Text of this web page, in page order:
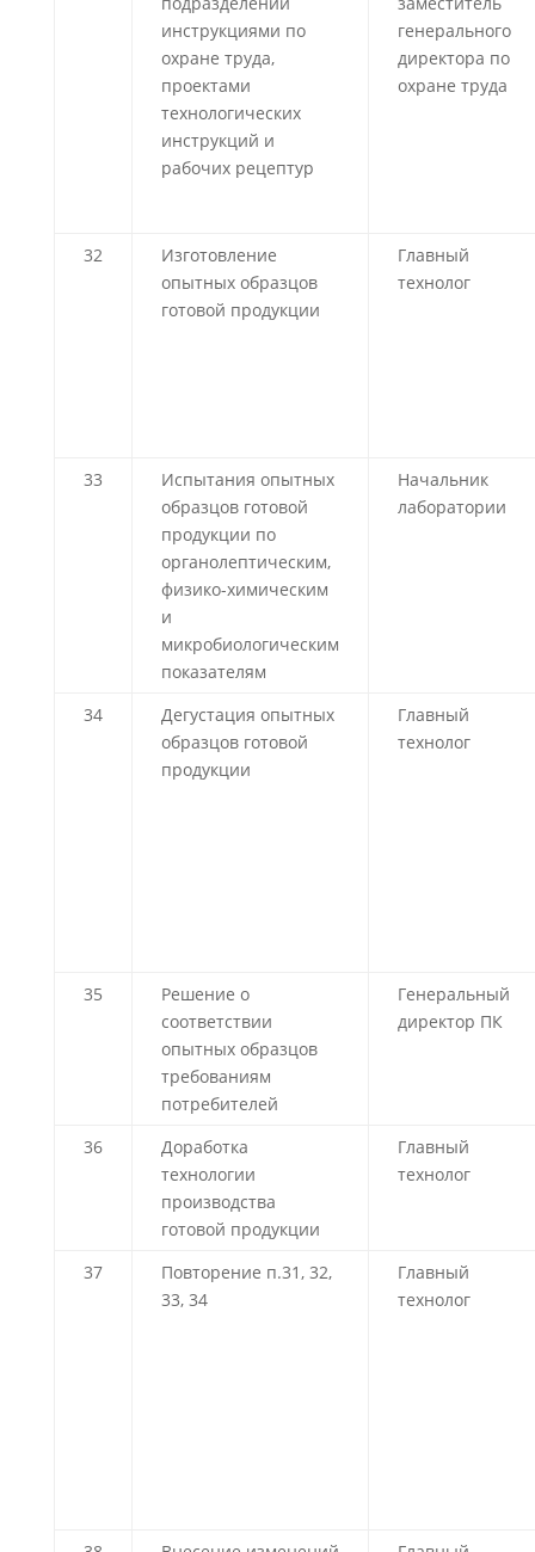
инструкциями по
охране труда,
проектами
технологических
инструкций и
рабочих рецептур
генерального
директора по
охране труда
32
Изготовление
опытных образцов
готовой продукции
Главный
технолог
33
Испытания опытных
образцов готовой
продукции по
органолептическим,
физико-химическим
и
микробиологическим
показателям
Начальник
лаборатории
34
Дегустация опытных
образцов готовой
продукции
Главный
технолог
35
Решение о
соответствии
опытных образцов
требованиям
потребителей
Генеральный
директор ПК
36
Доработка
технологии
производства
готовой продукции
Главный
технолог
37
Повторение п.31, 32,
33, 34
Главный
технолог